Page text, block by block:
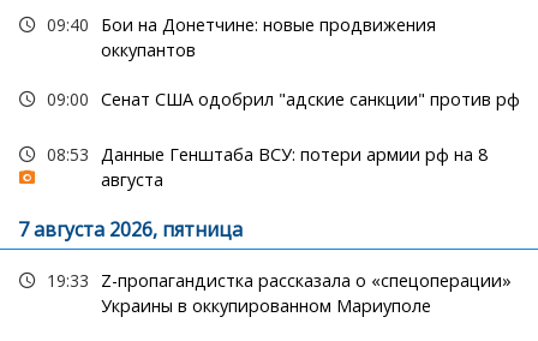
09:40
Бои на Донетчине: новые продвижения
оккупантов
09:00 Сенат США одобрил "адские санкции" против рф
08:53
Данные Генштаба ВСУ: потери армии рф на 8
августа
7 августа 2026, пятница
19:33
Z-пропагандистка рассказала о «спецоперации»
Украины в оккупированном Мариуполе